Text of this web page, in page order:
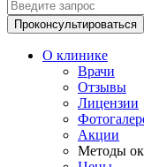
Проконсультироваться
О клинике
Врачи
Отзывы
Лицензии
Акции
Методы